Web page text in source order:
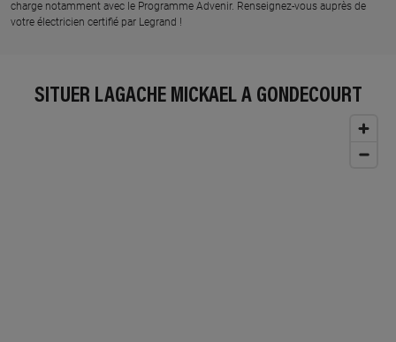
charge notamment avec le Programme Advenir. Renseignez-vous auprès de
votre électricien certifié par Legrand !
SITUER LAGACHE MICKAEL À GONDECOURT